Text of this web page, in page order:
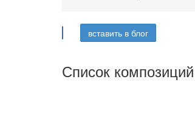
вставить в блог
Список